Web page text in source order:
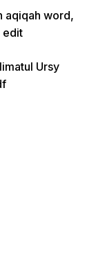
aqiqah word,
edit
Ursy